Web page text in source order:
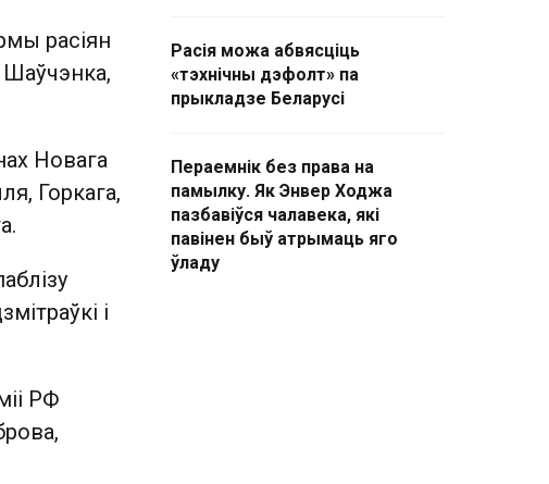
расіян
Шаўчэнка,
Новага
Горкага,
і
РФ
Расія можа абвясціць
«тэхнічны дэфолт» па
прыкладзе Беларусі
Пераемнік без права на
памылку. Як Энвер Ходжа
пазбавіўся чалавека, які
павінен быў атрымаць яго
ўладу